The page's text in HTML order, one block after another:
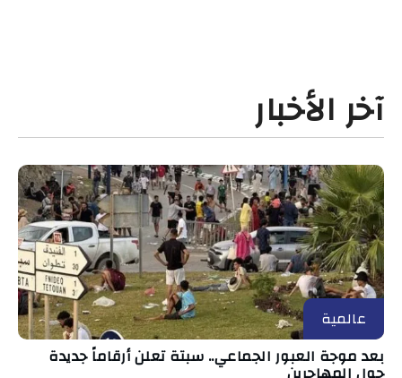
آخر الأخبار
عالمية
بعد موجة العبور الجماعي.. سبتة تعلن أرقاماً جديدة